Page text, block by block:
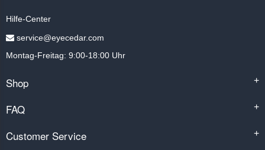
Hilfe-Center
service@eyecedar.com
Montag-Freitag: 9:00-18:00 Uhr
Shop +
FAQ +
Customer Service +